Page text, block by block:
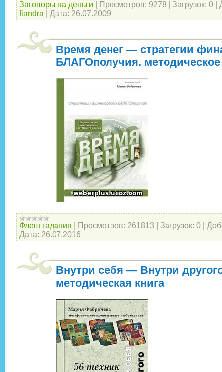
Заговоры на деньги Просмотров: 9278 Загрузок: 0
fiandra
Дата: 26.07.2009
Время денег — стратегии
БЛАГОполучия.
Флеш гадания Просмотров: 261813 Загрузок: 0
Дата: 26.07.2016
Внутри себя — Внутри
методическая книга